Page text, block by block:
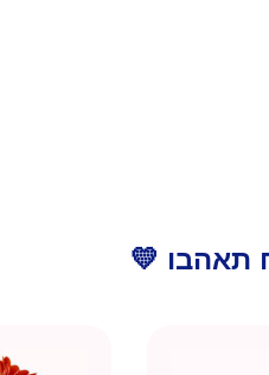
תאהבו 💛